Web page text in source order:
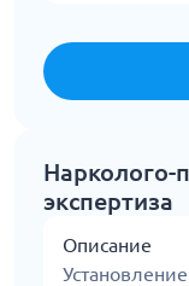
Нарколого-
экспертиза
Описание